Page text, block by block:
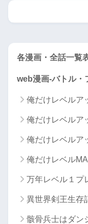
各漫画・全話一覧
web漫画-バトル・
俺だけレベルア
俺だけレベルア
俺だけレベルア
俺だけレベル
万年レベル１プ
異世界剣王生存
骸骨兵士はダン